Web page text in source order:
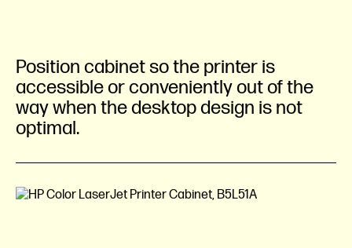
Position cabinet so the printer is
accessible or conveniently out of the
way when the desktop design is not
optimal.